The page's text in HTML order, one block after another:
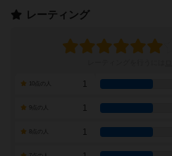
レーティング
1
1
1